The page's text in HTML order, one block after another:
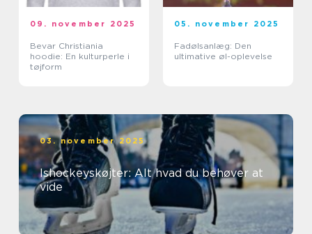
09. november 2025
Bevar Christiania
hoodie: En kulturperle i
tøjform
05. november 2025
Fadølsanlæg: Den
ultimative øl-oplevelse
03. november 2025
Ishockeyskøjter: Alt hvad du behøver at
vide